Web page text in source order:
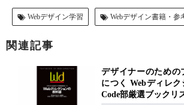
Webデザイン学習 Webデザイン書籍・参
関連記事
デザイナーのための
につく Webディレ
Code部厳選ブックリ